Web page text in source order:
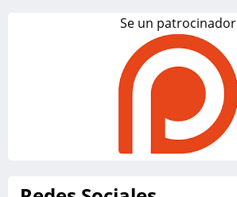
Se un patrocinador